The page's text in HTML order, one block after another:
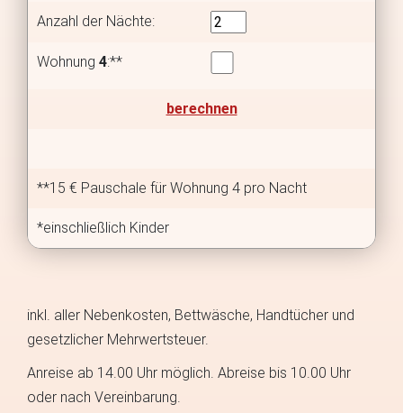
Anzahl der Nächte:
Wohnung 4:**
berechnen
**15 € Pauschale für Wohnung 4 pro Nacht
*einschließlich Kinder
inkl. aller Nebenkosten, Bettwäsche, Handtücher und
gesetzlicher Mehrwertsteuer.
Anreise ab 14.00 Uhr möglich. Abreise bis 10.00 Uhr
oder nach Vereinbarung.